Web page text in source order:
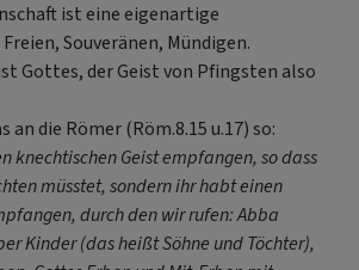
ist eine eigenartige
Souveränen, Mündigen.
Gottes, der Geist von Pfingsten also
an die Römer (Röm.8.15 u.17) so:
knechtischen Geist empfangen, so dass
müsstet, sondern ihr habt einen
durch den wir rufen: Abba
Kinder (das heißt Söhne und Töchter),